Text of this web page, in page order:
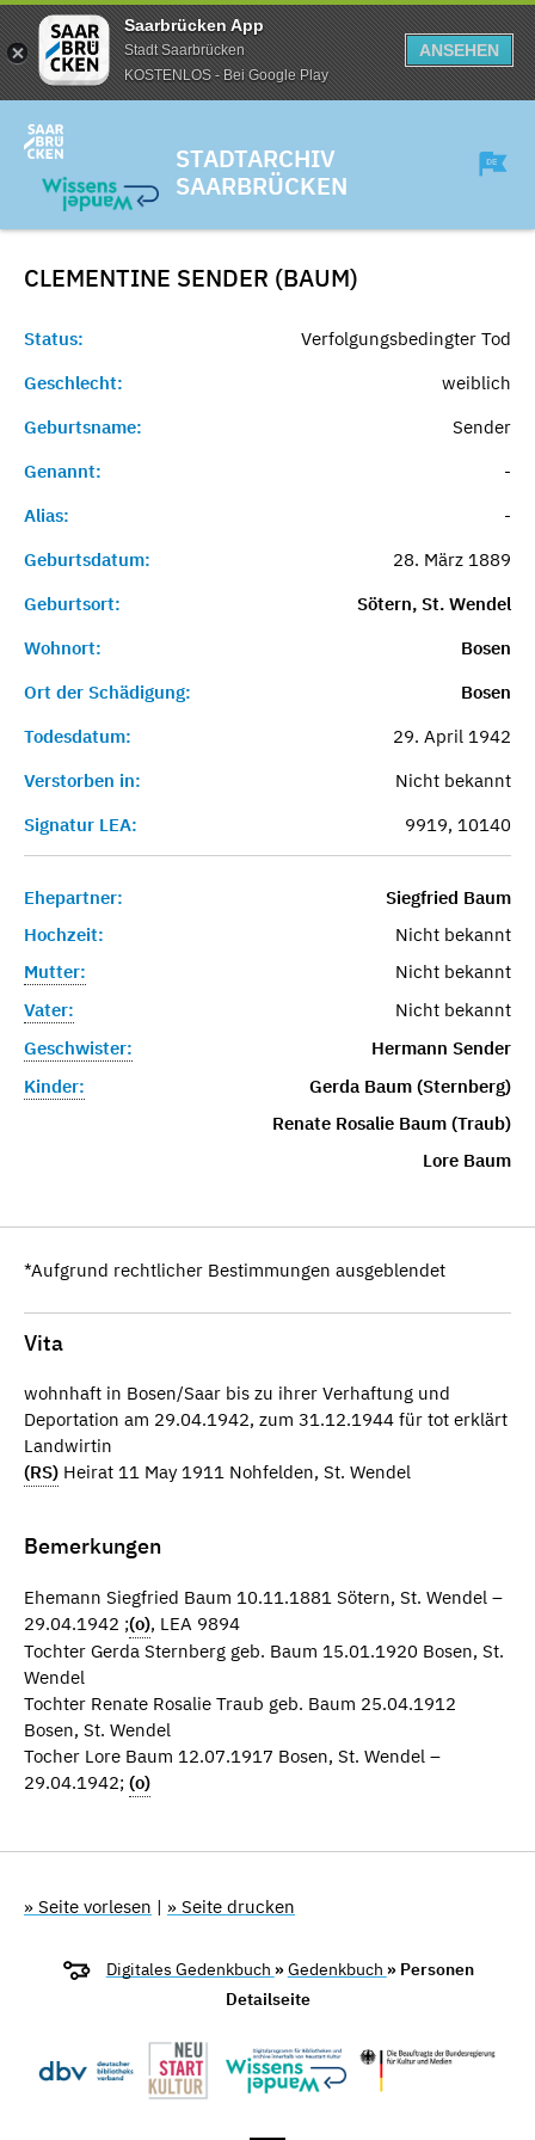
Saarbrücken App
Stadt Saarbrücken
KOSTENLOS - Bei Google Play
ANSEHEN
STADTARCHIV
SAARBRÜCKEN
CLEMENTINE SENDER (BAUM)
Status:
Verfolgungsbedingter Tod
Geschlecht:
weiblich
Geburtsname:
Sender
Genannt:
-
Alias:
-
Geburtsdatum:
28. März 1889
Geburtsort:
Sötern, St. Wendel
Wohnort:
Bosen
Ort der Schädigung:
Bosen
Todesdatum:
29. April 1942
Verstorben in:
Nicht bekannt
Signatur LEA:
9919, 10140
Ehepartner:
Siegfried Baum
Hochzeit:
Nicht bekannt
Mutter:
Nicht bekannt
Vater:
Nicht bekannt
Geschwister:
Hermann Sender
Kinder:
Gerda Baum (Sternberg)
Renate Rosalie Baum (Traub)
Lore Baum
*Aufgrund rechtlicher Bestimmungen ausgeblendet
Vita
wohnhaft in Bosen/Saar bis zu ihrer Verhaftung und
Deportation am 29.04.1942, zum 31.12.1944 für tot erklärt
Landwirtin
(RS) Heirat 11 May 1911 Nohfelden, St. Wendel
Bemerkungen
Ehemann Siegfried Baum 10.11.1881 Sötern, St. Wendel –
29.04.1942 ;(o), LEA 9894
Tochter Gerda Sternberg geb. Baum 15.01.1920 Bosen, St.
Wendel
Tochter Renate Rosalie Traub geb. Baum 25.04.1912
Bosen, St. Wendel
Tocher Lore Baum 12.07.1917 Bosen, St. Wendel –
29.04.1942; (o)
» Seite vorlesen | » Seite drucken
Digitales Gedenkbuch »Gedenkbuch » Personen
Detailseite